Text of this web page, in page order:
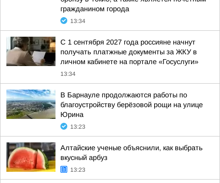
гражданином города
13:34
С 1 сентября 2027 года россияне начнут
получать платжные документы за ЖКУ в
личном кабинете на портале «Госуслуги»
13:34
В Барнауле продолжаются работы по
благоустройству берёзовой рощи на улице
Юрина
13:23
Алтайские ученые объяснили, как выбрать
вкусный арбуз
13:23